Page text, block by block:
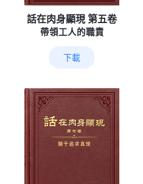
話在肉身顯現 第五卷
帶領工人的職責
下載